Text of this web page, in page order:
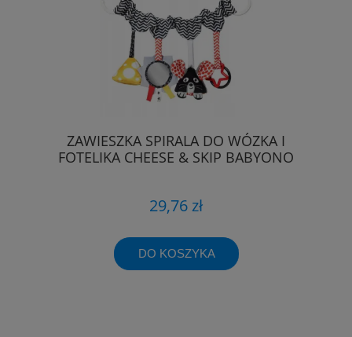
ZAWIESZKA SPIRALA DO WÓZKA I
FOTELIKA CHEESE & SKIP BABYONO
29,76 zł
DO KOSZYKA